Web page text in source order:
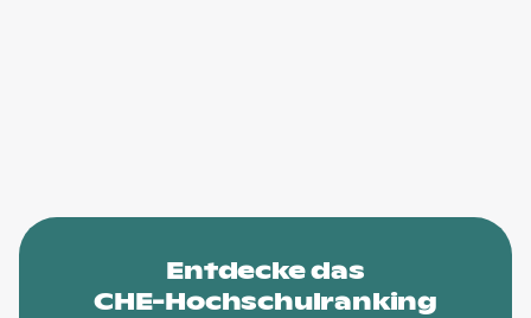
Entdecke das
CHE-Hochschulranking